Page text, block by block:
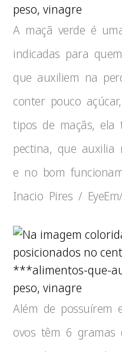
peso, vinagre
A maçã verde é
indicadas para
que auxiliem na
conter pouco
tipos de maçãs,
pectina, que auxilia
e no bom
Inacio Pires /
***alimentos-que-
peso, vinagre
Além de possuírem
ovos têm 6 gramas